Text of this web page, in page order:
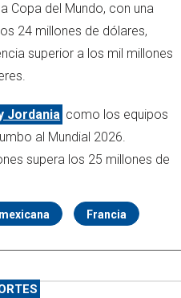
Copa del Mundo, con una
24 millones de dólares,
superior a los mil millones
Jordania como los equipos
al Mundial 2026.
supera los 25 millones de
Francia